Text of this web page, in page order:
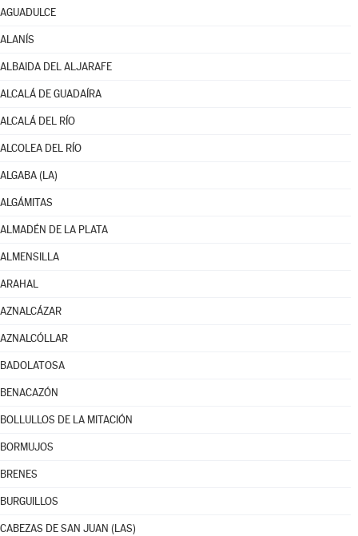
AGUADULCE
ALANÍS
ALBAIDA DEL ALJARAFE
ALCALÁ DE GUADAÍRA
ALCALÁ DEL RÍO
ALCOLEA DEL RÍO
ALGABA (LA)
ALGÁMITAS
ALMADÉN DE LA PLATA
ALMENSILLA
ARAHAL
AZNALCÁZAR
AZNALCÓLLAR
BADOLATOSA
BENACAZÓN
BOLLULLOS DE LA MITACIÓN
BORMUJOS
BRENES
BURGUILLOS
CABEZAS DE SAN JUAN (LAS)